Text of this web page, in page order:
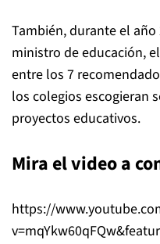
También, durante el
ministro de educación,
entre los 7
los colegios escogieran
proyectos educativos.
Mira el video a
https://